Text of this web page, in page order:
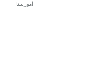
أموربييتا